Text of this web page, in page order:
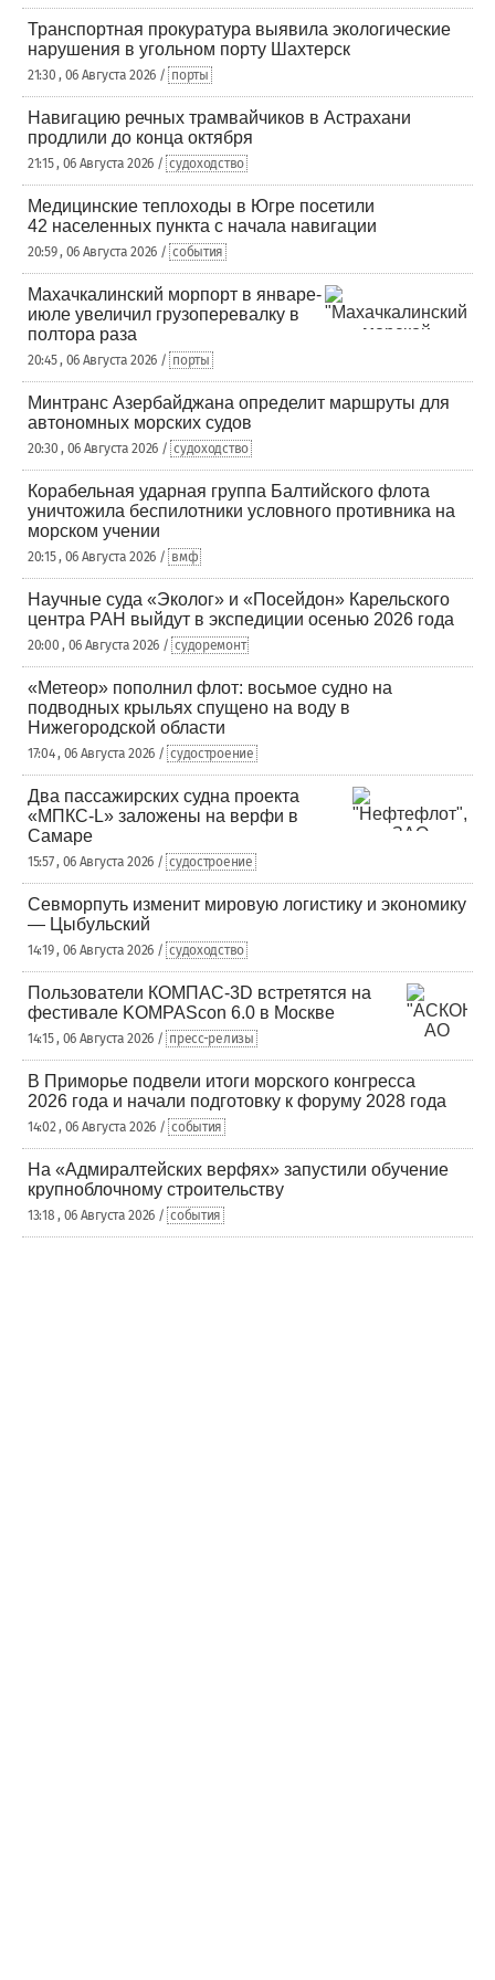
Транспортная прокуратура выявила экологические
нарушения в угольном порту Шахтерск
21:30 , 06 Августа 2026 / порты
Навигацию речных трамвайчиков в Астрахани
продлили до конца октября
21:15 , 06 Августа 2026 / судоходство
Медицинские теплоходы в Югре посетили
42 населенных пункта с начала навигации
20:59 , 06 Августа 2026 / события
Махачкалинский морпорт в январе-
июле увеличил грузоперевалку в
полтора раза
20:45 , 06 Августа 2026 / порты
Минтранс Азербайджана определит маршруты для
автономных морских судов
20:30 , 06 Августа 2026 / судоходство
Корабельная ударная группа Балтийского флота
уничтожила беспилотники условного противника на
морском учении
20:15 , 06 Августа 2026 / вмф
Научные суда «Эколог» и «Посейдон» Карельского
центра РАН выйдут в экспедиции осенью 2026 года
20:00 , 06 Августа 2026 / судоремонт
«Метеор» пополнил флот: восьмое судно на
подводных крыльях спущено на воду в
Нижегородской области
17:04 , 06 Августа 2026 / судостроение
Два пассажирских судна проекта
«МПКС-L» заложены на верфи в
Самаре
15:57 , 06 Августа 2026 / судостроение
Севморпуть изменит мировую логистику и экономику
— Цыбульский
14:19 , 06 Августа 2026 / судоходство
Пользователи КОМПАС-3D встретятся на
фестивале KOMPAScon 6.0 в Москве
14:15 , 06 Августа 2026 / пресс-релизы
В Приморье подвели итоги морского конгресса
2026 года и начали подготовку к форуму 2028 года
14:02 , 06 Августа 2026 / события
На «Адмиралтейских верфях» запустили обучение
крупноблочному строительству
13:18 , 06 Августа 2026 / события